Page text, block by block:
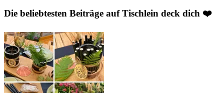
Die beliebtesten Beiträge auf Tischlein deck dich ❤️